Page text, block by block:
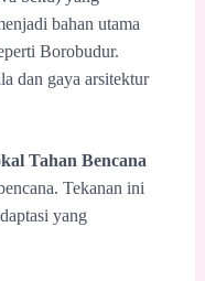
bahan utama
Borobudur.
dan gaya arsitektur
Tahan Bencana
Tekanan ini
yang